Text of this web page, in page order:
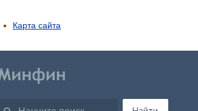
Карта сайта